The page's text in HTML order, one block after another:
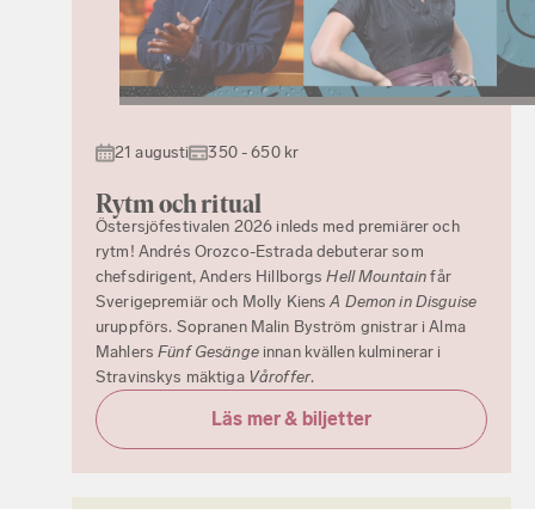
21 augusti 350 - 650 kr
Rytm och ritual
Östersjöfestivalen 2026 inleds med premiärer och
rytm! Andrés Orozco-Estrada debuterar som
chefsdirigent, Anders HillborgsHell Mountainfår
Sverigepremiär och Molly KiensA Demon in Disguise
uruppförs. Sopranen Malin Byström gnistrar i Alma
MahlersFünf Gesänge innan kvällen kulminerar i
Stravinskys mäktiga Våroffer.
Läs mer & biljetter